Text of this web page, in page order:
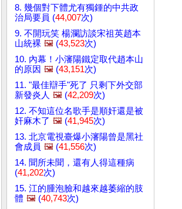
8. 幾個對下體尤有獨鍾的中共政
治局要員 (44,007次)
9. 不開玩笑 楊瀾訪談宋祖英趙本
山統裸 🖼️ (43,523次)
10. 內幕！小瀋陽鐵定取代趙本山
的原因 🖼️ (43,151次)
11. "最佳辯手"死了 只剩下外交部
新發炎人 🖼️ (42,209次)
12. 不知這位名歌手是順奸還是被
奸麻木了 🖼️ (41,945次)
13. 北京電視臺爆小瀋陽曾是黑社
會成員 🖼️ (41,556次)
14. 聞所未聞，還有人得這種病
(41,202次)
15. 江的腫泡臉和越來越萎縮的肢
體 🖼️ (40,743次)